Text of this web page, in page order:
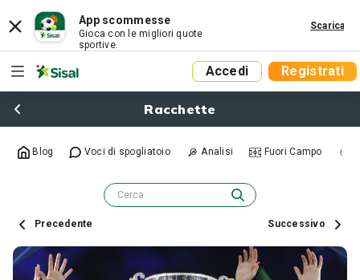
App scommesse
Gioca con le migliori quote
sportive.
Scarica
Accedi Registrati
Racchette
Blog Voci di spogliatoio Analisi Fuori Campo
Precedente Successivo